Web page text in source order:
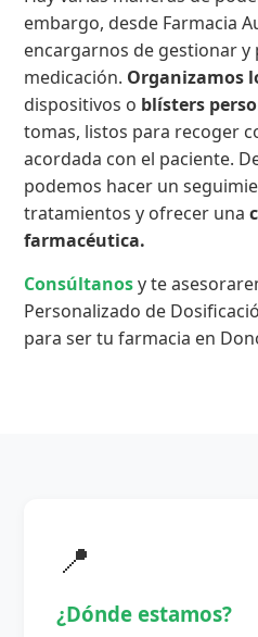
embargo, desde Farmacia
encargarnos de gestionar
medicación. Organizamos
dispositivos o blísters
tomas, listos para recoger
acordada con el paciente.
podemos hacer un
tratamientos y ofrecer una
farmacéutica.
Consúltanosy te
Personalizado de
para ser tu farmacia en
📍
¿Dónde estamos?